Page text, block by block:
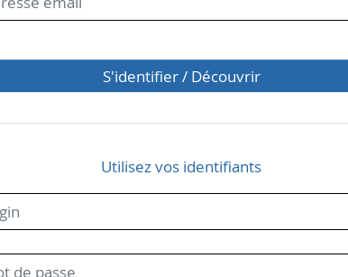
S'identifier / Découvrir
Utilisez vos identifiants